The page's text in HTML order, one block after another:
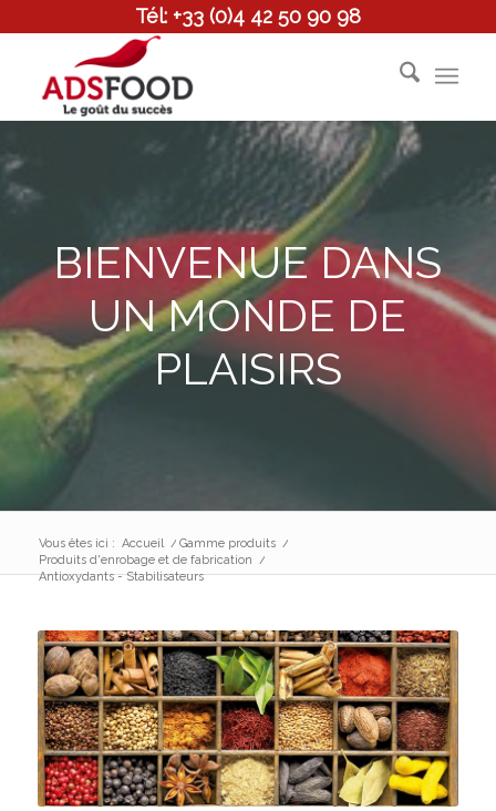
Tél: +33 (0)4 42 50 90 98
BIENVENUE DANS
UN MONDE DE
PLAISIRS
Vous êtes ici : Accueil / Gamme produits /
Produits d'enrobage et de fabrication /
Antioxydants - Stabilisateurs